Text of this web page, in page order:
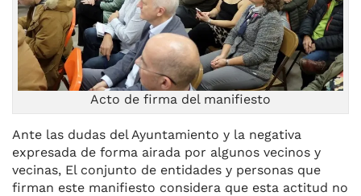
Acto de firma del manifiesto
Ante las dudas del Ayuntamiento y la negativa
expresada de forma airada por algunos vecinos y
vecinas, El conjunto de entidades y personas que
firman este manifiesto considera que esta actitud no